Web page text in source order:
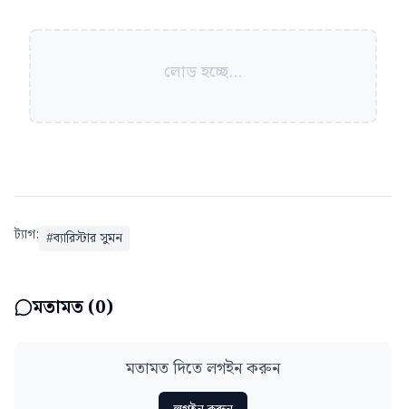
লোড হচ্ছে...
ট্যাগ: #ব্যারিস্টার সুমন
মতামত (0)
মতামত দিতে লগইন করুন